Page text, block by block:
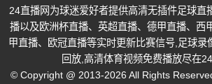
24直播网为球迷爱好者提供高清无插件足球直
播以及欧洲杯直播、英超直播、德甲直播、西
甲直播、欧冠直播等实时更新比赛信号,足球录
回放,高清体育视频免费播放尽在24
© Copyright @ 2013-2026 All Rights